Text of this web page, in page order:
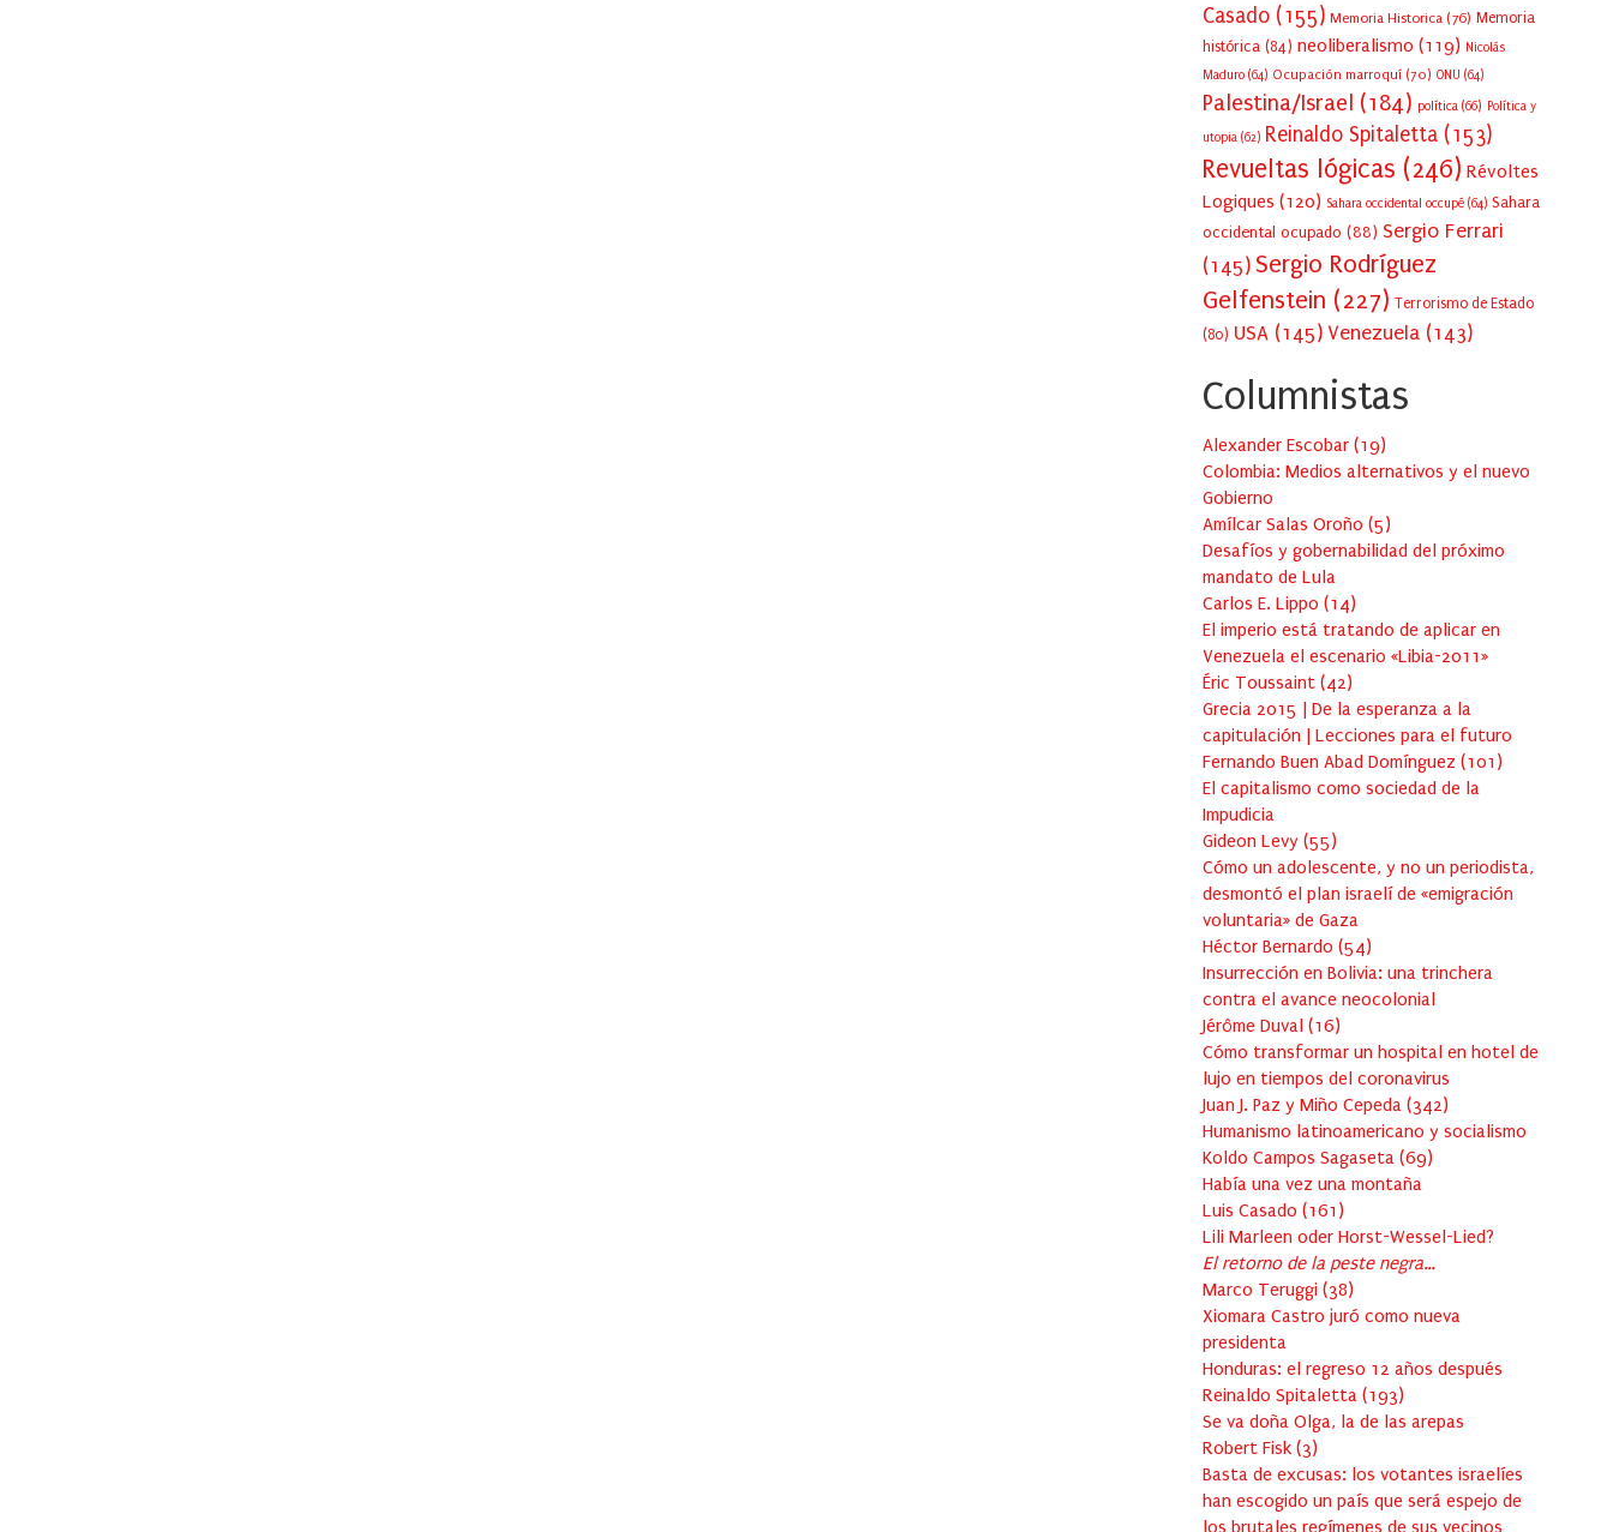
Casado (155) Memoria Historica (76) Memoria
histórica (84) neoliberalismo (119) Nicolás
Maduro (64) Ocupación marroquí (70) ONU (64)
Palestina/Israel (184) política (66) Política y
utopia (62) Reinaldo Spitaletta (153)
Revueltas lógicas (246) Révoltes
Logiques (120) Sahara occidental occupé (64) Sahara
occidental ocupado (88) Sergio Ferrari
(145) Sergio Rodríguez
Gelfenstein (227) Terrorismo de Estado
(80) USA (145) Venezuela (143)
Columnistas
Alexander Escobar (19)
Colombia: Medios alternativos y el nuevo
Gobierno
Amílcar Salas Oroño (5)
Desafíos y gobernabilidad del próximo
mandato de Lula
Carlos E. Lippo (14)
El imperio está tratando de aplicar en
Venezuela el escenario «Libia-2011»
Éric Toussaint (42)
Grecia 2015 | De la esperanza a la
capitulación | Lecciones para el futuro
Fernando Buen Abad Domínguez (101 )
El capitalismo como sociedad de la
Impudicia
Gideon Levy (55)
Cómo un adolescente, y no un periodista,
desmontó el plan israelí de «emigración
voluntaria» de Gaza
Héctor Bernardo (54)
Insurrección en Bolivia: una trinchera
contra el avance neocolonial
Jérôme Duval (16)
Cómo transformar un hospital en hotel de
lujo en tiempos del coronavirus
Juan J. Paz y Miño Cepeda (342)
Humanismo latinoamericano y socialismo
Koldo Campos Sagaseta (69)
Había una vez una montaña
Luis Casado (161 )
Lili Marleen oder Horst-Wessel-Lied?
El retorno de la peste negra…
Marco Teruggi (38)
Xiomara Castro juró como nueva
presidenta
Honduras: el regreso 12 años después
Reinaldo Spitaletta (193)
Se va doña Olga, la de las arepas
Robert Fisk (3)
Basta de excusas: los votantes israelíes
han escogido un país que será espejo de
los brutales regímenes de sus vecinos